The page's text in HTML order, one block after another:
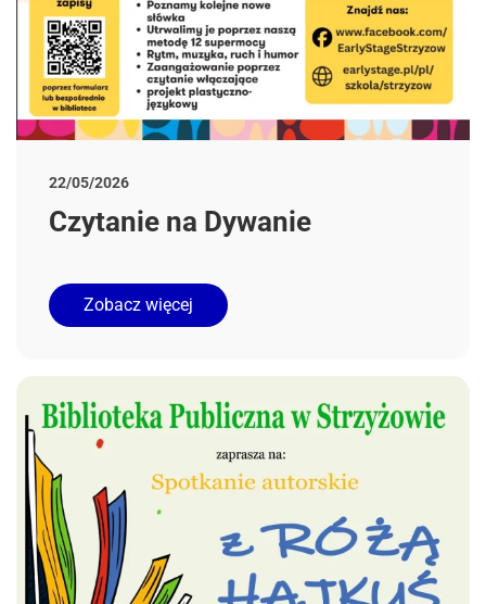
22/05/2026
Czytanie na Dywanie
Zobacz więcej